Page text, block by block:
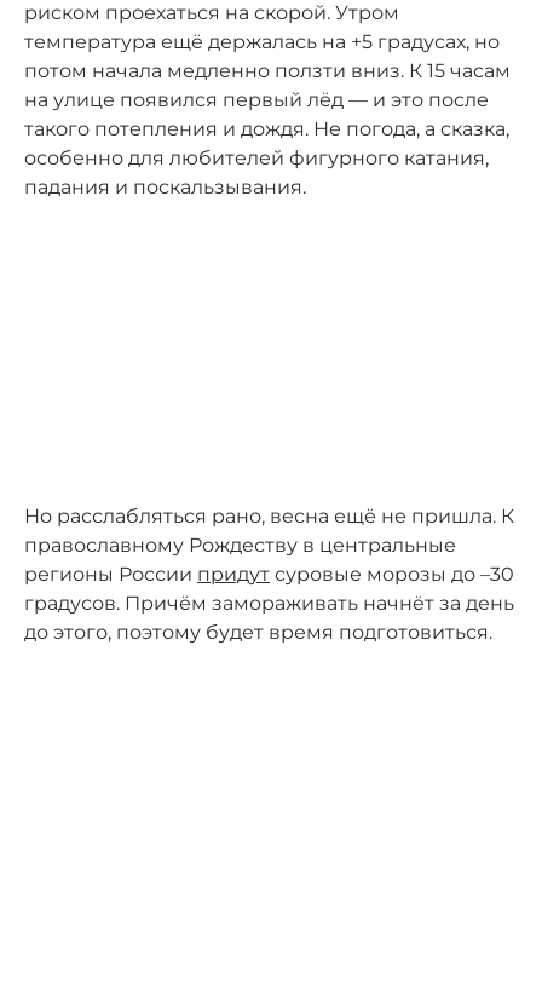
риском проехаться на скорой. Утром
температура ещё держалась на +5 градусах, но
потом начала медленно ползти вниз. К 15 часам
на улице появился первый лёд — и это после
такого потепления и дождя. Не погода, а сказка,
особенно для любителей фигурного катания,
падания и поскальзывания.
Но расслабляться рано, весна ещё не пришла. К
православному Рождеству в центральные
регионы России придут суровые морозы до –30
градусов. Причём замораживать начнёт за день
до этого, поэтому будет время подготовиться.